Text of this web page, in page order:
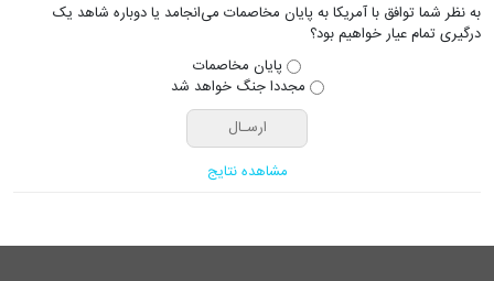
به نظر شما توافق با آمریکا به پایان مخاصمات می‌انجامد یا دوباره شاهد یک
درگیری تمام عیار خواهیم بود؟
پایان مخاصمات
مجددا جنگ خواهد شد
مشاهده نتایج